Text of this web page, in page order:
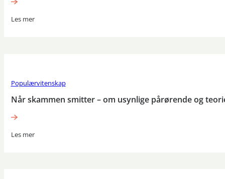
Les mer
Populærvitenskap
Når skammen smitter – om usynlige pårørende og
Les mer